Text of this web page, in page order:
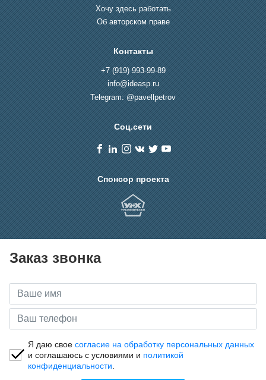
Хочу здесь работать
Об авторском праве
Контакты
+7 (919) 993-99-89
info@ideasp.ru
Telegram: @pavellpetrov
Соц.сети
Спонсор проекта
Заказ звонка
Я даю своесогласие на обработку персональных данных
и соглашаюсь с условиями и политикой
конфиденциальности.